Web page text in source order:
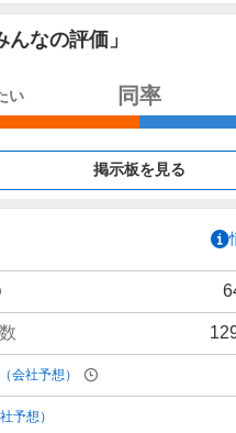
なの評価」
い 同率
掲示板を見る
（会社予想）
社予想）